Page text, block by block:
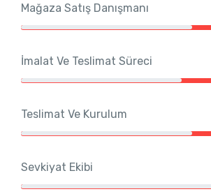
Mağaza Satış Danışmanı
İmalat Ve Teslimat Süreci
Teslimat Ve Kurulum
Sevkiyat Ekibi